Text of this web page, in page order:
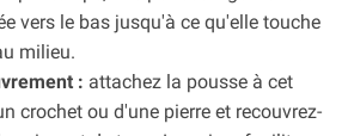
vers le bas jusqu'à ce qu'elle touche
milieu.
: attachez la pousse à cet
crochet ou d'une pierre et recouvrez-